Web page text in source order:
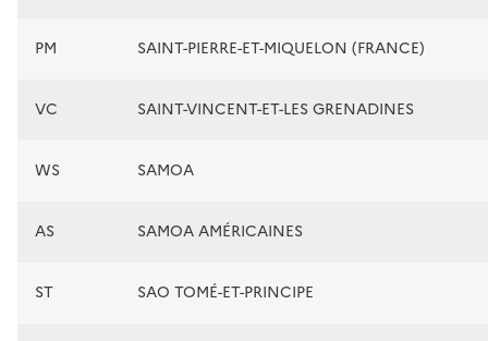
PM SAINT-PIERRE-ET-MIQUELON (FRANCE)
VC SAINT-VINCENT-ET-LES GRENADINES
WS SAMOA
AS SAMOA AMÉRICAINES
ST SAO TOMÉ-ET-PRINCIPE